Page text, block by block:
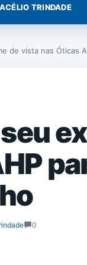
TRINDADE
de vista nas Óticas
0